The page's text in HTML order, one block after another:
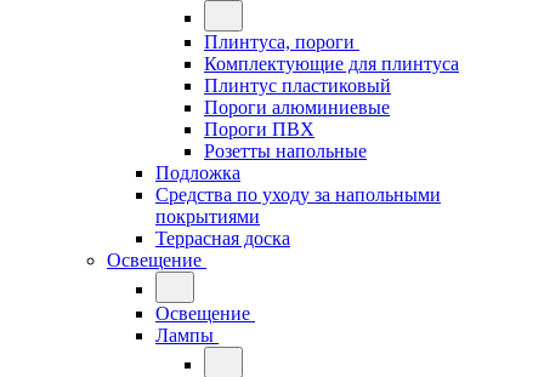
Плинтуса, пороги
Комплектующие для плинтуса
Плинтус пластиковый
Пороги алюминиевые
Пороги ПВХ
Розетты напольные
Подложка
Средства по уходу за напольными
покрытиями
Террасная доска
Освещение
Освещение
Лампы